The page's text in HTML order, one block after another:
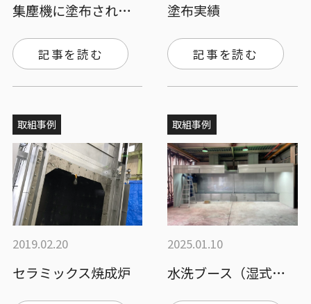
集塵機に塗布されました。
記事を読む
塗布実績
記事を読む
取組事例
2019.02.20
セラミックス焼成炉
取組事例
2025.01.10
水洗ブース（湿式塗装ブース）の導入、塗装…